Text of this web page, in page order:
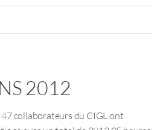
2012
47 collaborateurs du CIGL ont